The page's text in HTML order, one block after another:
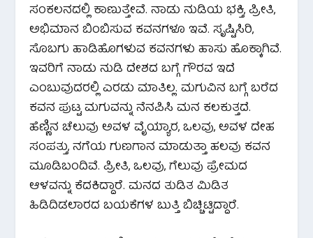
ಸಂಕಲನದಲ್ಲಿ ಕಾಣುತ್ತೇವೆ. ನಾಡು ನುಡಿಯ ಭಕ್ತಿ, ಪ್ರೀತಿ,
ಅಭಿಮಾನ ಬಿಂಬಿಸುವ ಕವನಗಳೂ ಇವೆ. ಸೃಷ್ಟಿಸಿರಿ,
ಸೊಬಗು ಹಾಡಿಹೊಗಳುವ ಕವನಗಳು ಹಾಸು ಹೊಕ್ಕಾಗಿವೆ.
ಇವರಿಗೆ ನಾಡು ನುಡಿ ದೇಶದ ಬಗ್ಗೆ ಗೌರವ ಇದೆ
ಎಂಬುವುದರಲ್ಲಿ ಎರಡು ಮಾತಿಲ್ಲ. ಮಗುವಿನ ಬಗ್ಗೆ ಬರೆದ
ಕವನ ಪುಟ್ಟ ಮಗುವನ್ನು ನೆನಪಿಸಿ ಮನ ಕಲಕುತ್ತದೆ.
ಹೆಣ್ಣಿನ ಚೆಲುವು ಅವಳ ವೈಯ್ಯಾರ, ಒಲವು, ಅವಳ ದೇಹ
ಸಂಪತ್ತು, ನಗೆಯ ಗುಣಗಾನ ಮಾಡುತ್ತಾ ಹಲವು ಕವನ
ಮೂಡಿಬಂದಿವೆ. ಪ್ರೀತಿ, ಒಲವು, ಗೆಲುವು ಪ್ರೇಮದ
ಆಳವನ್ನು ಕೆದಕಿದ್ದಾರೆ. ಮನದ ತುಡಿತ ಮಿಡಿತ
ಹಿಡಿದಿಡಲಾರದ ಬಯಕೆಗಳ ಬುತ್ತಿ ಬಿಚ್ಚಿಟ್ಟಿದ್ದಾರೆ.